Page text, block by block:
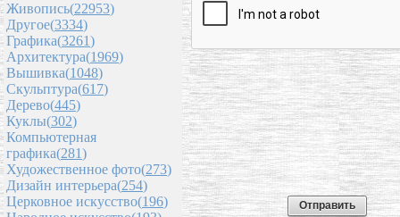
Живопись(22953)
Другое(3334)
Графика(3261)
Архитектура(1969)
Вышивка(1048)
Скульптура(617)
Дерево(445)
Куклы(302)
Компьютерная
графика(281)
Художественное фото(273)
Дизайн интерьера(254)
Церковное искусство(196)